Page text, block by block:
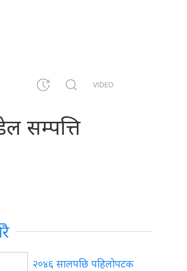
VIDEO
सम्पत्ति
२०४६ सालपछि पहिलोपटक